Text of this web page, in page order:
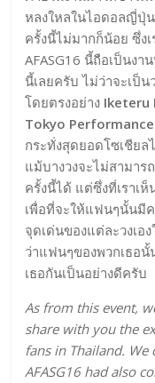
หลงใหลในไอดอลญี่ปุ่
ครั้งนี้ไม่มากก็น้อย ซึ่ง
AFASG16 นี้ถือเป็นง
นี้เลยครับ ไม่ว่าจะเป็
โดยตรงอย่าง Iketeru
Tokyo
กระทั่งสุดยอดโซเชีย
แม้บางวงจะไม่สามา
ครั้งนี้ได้ แต่ซึ่งที่เราเ
เพื่อที่จะให้แฟนๆนั้นมี
จุดเด่นของแต่ละวงเ
ว่าแฟนๆของพวกเธอ
เธอกันเป็นอย่างดีครับ
As from this event,
share with you the
fans in Thailand. We
AFASG16 had also